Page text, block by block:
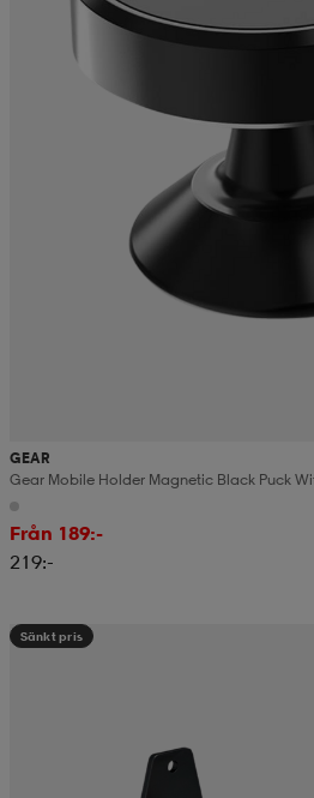
GEAR
Gear Mobile Holder Magnetic Black Puck
Från 189:-
219:-
Sänkt pris